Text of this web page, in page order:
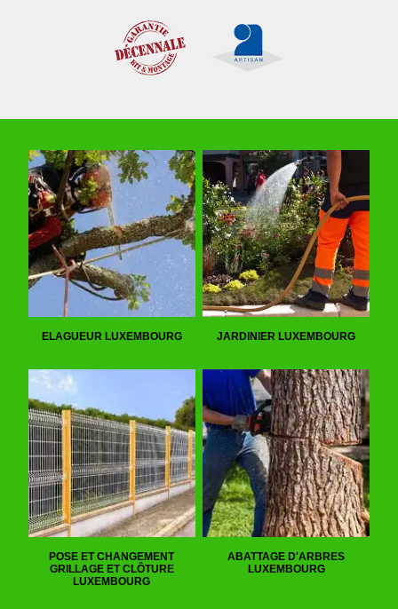
ELAGUEUR LUXEMBOURG JARDINIER LUXEMBOURG
POSE ET CHANGEMENT
GRILLAGE ET CLÔTURE
LUXEMBOURG
ABATTAGE D'ARBRES
LUXEMBOURG